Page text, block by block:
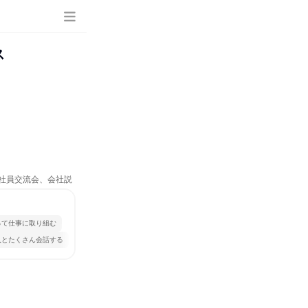
員交流会、会社説
仕事に取り組む
とたくさん会話する